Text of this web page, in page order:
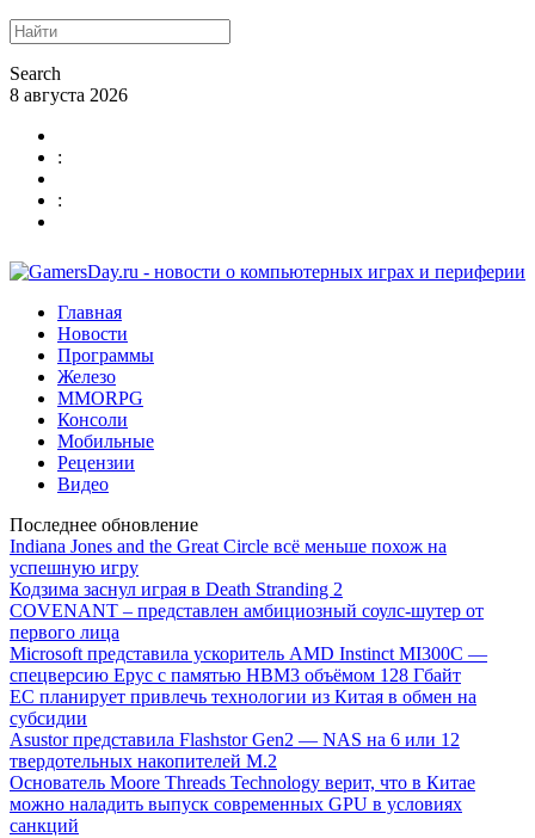
Search
8 августа 2026
:
:
Главная
Новости
Программы
Железо
MMORPG
Консоли
Мобильные
Рецензии
Видео
Последнее обновление
Indiana Jones and the Great Circle всё меньше похож на
успешную игру
Кодзима заснул играя в Death Stranding 2
COVENANT – представлен амбициозный соулс-шутер от
первого лица
Microsoft представила ускоритель AMD Instinct MI300C —
спецверсию Epyc с памятью HBM3 объёмом 128 Гбайт
ЕС планирует привлечь технологии из Китая в обмен на
субсидии
Asustor представила Flashstor Gen2 — NAS на 6 или 12
твердотельных накопителей M.2
Основатель Moore Threads Technology верит, что в Китае
можно наладить выпуск современных GPU в условиях
санкций